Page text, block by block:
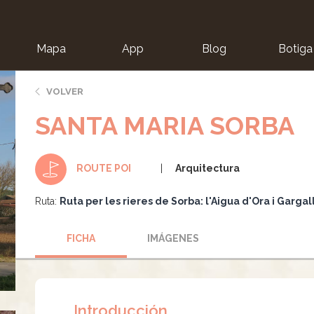
Mapa App Blog Botiga
VOLVER
SANTA MARIA SORBA
ROUTE POI Arquitectura
Ruta: Ruta per les rieres de Sorba: l'Aigua d'Ora i
FICHA IMÁGENES